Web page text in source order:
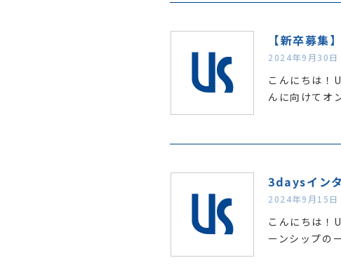
【新卒募集
2024年9月30日
こんにちは！
んに向けてオ
3daysイン
2024年9月15日
こんにちは！
ーンシップの